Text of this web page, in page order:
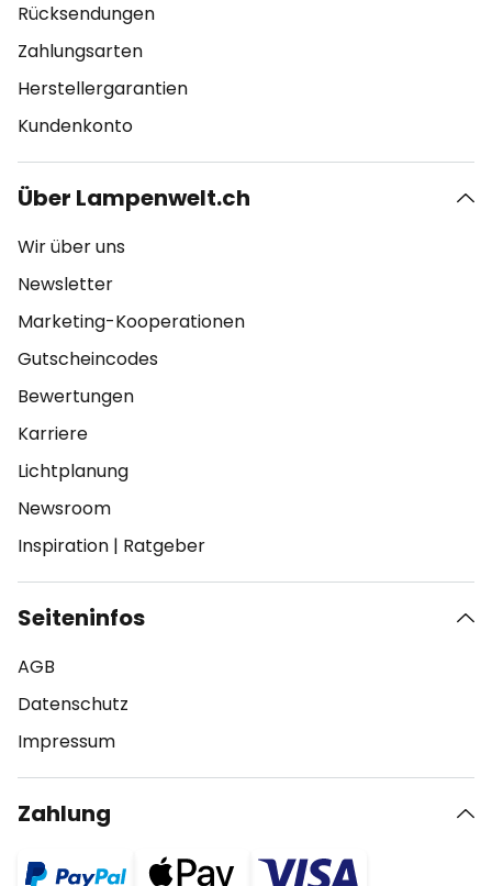
Rücksendungen
Zahlungsarten
Herstellergarantien
Kundenkonto
Über Lampenwelt.ch
Wir über uns
Newsletter
Marketing-Kooperationen
Gutscheincodes
Bewertungen
Karriere
Lichtplanung
Newsroom
Inspiration | Ratgeber
Seiteninfos
AGB
Datenschutz
Impressum
Zahlung